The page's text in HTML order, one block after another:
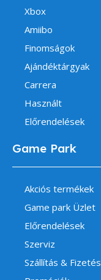
Xbox
Amiibo
Finomságok
Ajándéktárgyak
Carrera
Használt
Előrendelések
Game Park
Akciós termékek
Game park Üzlet
Előrendelések
Szerviz
Szállítás & Fizetés